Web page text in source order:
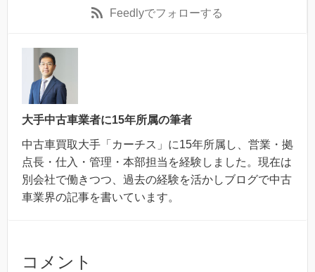
Feedlyでフォローする
大手中古車業者に15年所属の筆者
中古車買取大手「カーチス」に15年所属し、営業・拠
点長・仕入・管理・本部担当を経験しました。現在は
別会社で働きつつ、過去の経験を活かしブログで中古
車業界の記事を書いています。
コメント